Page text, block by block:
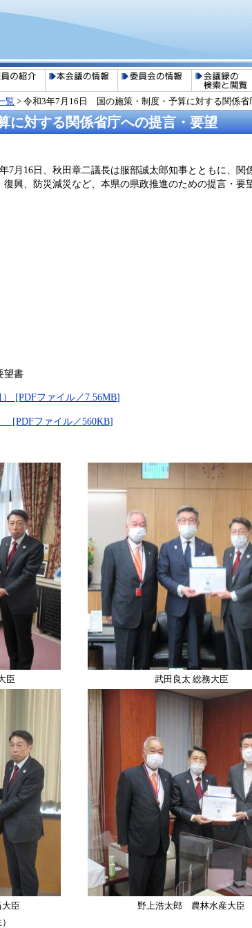
覧 >令和3年7月16日 国の施策・制度・予算に対する関係省
対する関係省庁への提言・要望
7月16日、秋田章二議長は服部誠太郎知事とともに、
復興、防災減災など、本県の県政推進のための提言・要
望書
[PDFファイル／7.56MB]
[PDFファイル／560KB]
臣 武田良太 総務大臣
臣
野上浩太郎 農林水産大臣